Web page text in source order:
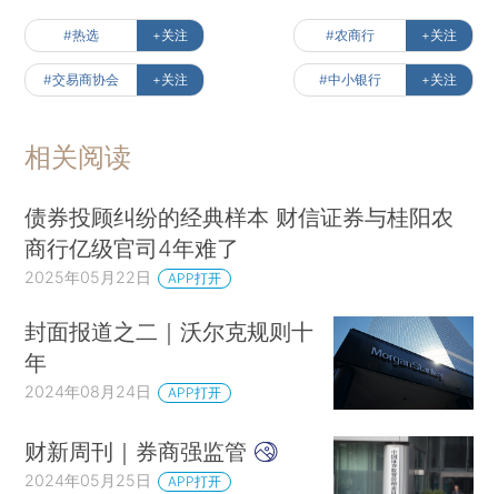
#热选 +关注 #农商行 +关注
#交易商协会 +关注 #中小银行 +关注
相关阅读
债券投顾纠纷的经典样本 财信证券与桂阳农
商行亿级官司4年难了
2025年05月22日 APP打开
封面报道之二｜沃尔克规则十
年
2024年08月24日 APP打开
财新周刊｜券商强监管
2024年05月25日 APP打开